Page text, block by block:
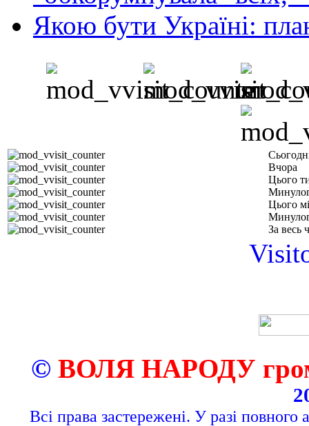
Якою бути Україні:
Вчора
Цього
Цього
За весь
© ВОЛЯ НАРОДУ
Всі права застережені. У разі повного